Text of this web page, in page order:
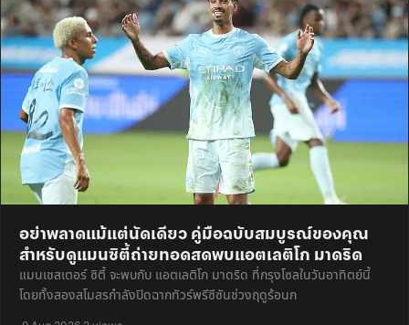
อย่าพลาดแม้แต่นัดเดียว คู่มือฉบับสมบูรณ์ของคุณ
สำหรับดูแมนซิตี้ถ่ายทอดสดพบแอตเลติโก มาดริด
แมนเชสเตอร์ ซิตี้ จะพบกับ แอตเลติโก มาดริด ที่กรุงโซลในวันอาทิตย์นี้
โดยทั้งสองสโมสรกำลังปิดฉากทัวร์พรีซีซันช่วงฤดูร้อนก